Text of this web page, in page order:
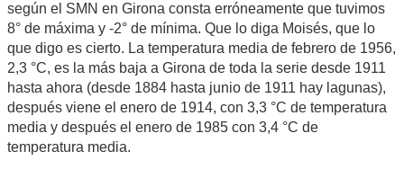
según el SMN en Girona consta erróneamente que tuvimos
8° de máxima y -2° de mínima. Que lo diga Moisés, que lo
que digo es cierto. La temperatura media de febrero de 1956,
2,3 °C, es la más baja a Girona de toda la serie desde 1911
hasta ahora (desde 1884 hasta junio de 1911 hay lagunas),
después viene el enero de 1914, con 3,3 °C de temperatura
media y después el enero de 1985 con 3,4 °C de
temperatura media.